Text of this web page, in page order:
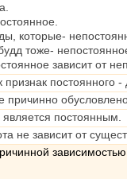
которые-
тоже-
зависит от
признак
причинно
является постоянным.
не зависит от
зависимостью.